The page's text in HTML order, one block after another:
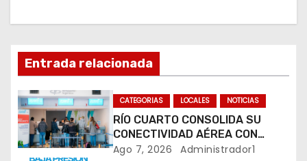
n
d
e
e
Entrada relacionada
CATEGORIAS LOCALES NOTICIAS
RÍO CUARTO CONSOLIDA SU
CONECTIVIDAD AÉREA CON
CUATRO VUELOS SEMANALES A
Ago 7, 2026 Administrador1